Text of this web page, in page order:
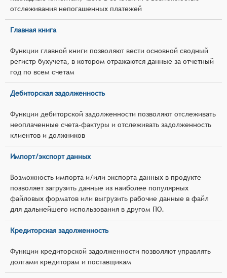
отслеживания непогашенных платежей
Главная книга
Функции главной книги позволяют вести основной сводный
регистр бухучета, в котором отражаются данные за отчетный
год по всем счетам
Дебиторская задолженность
Функции дебиторской задолженности позволяют отслеживать
неоплаченные счета-фактуры и отслеживать задолженность
клиентов и должников
Импорт/экспорт данных
Возможность импорта и/или экспорта данных в продукте
позволяет загрузить данные из наиболее популярных
файловых форматов или выгрузить рабочие данные в файл
для дальнейшего использования в другом ПО.
Кредиторская задолженность
Функции кредиторской задолженности позволяют управлять
долгами кредиторам и поставщикам